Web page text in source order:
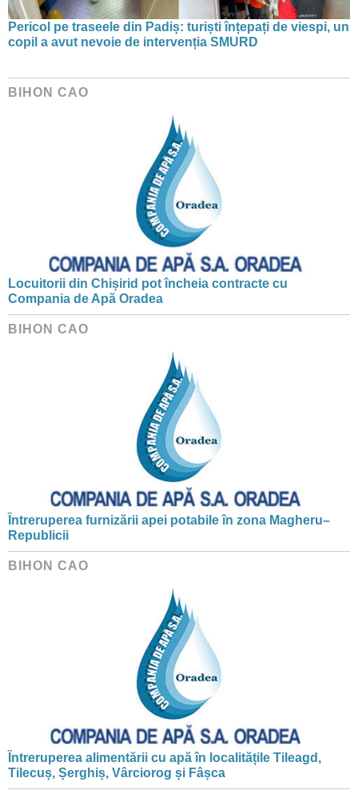
Pericol pe traseele din Padiș: turiști înțepați de viespi, un
copil a avut nevoie de intervenția SMURD
BIHON CAO
Locuitorii din Chișirid pot încheia contracte cu
Compania de Apă Oradea
BIHON CAO
Întreruperea furnizării apei potabile în zona Magheru–
Republicii
BIHON CAO
Întreruperea alimentării cu apă în localitățile Tileagd,
Tilecuș, Șerghiș, Vârciorog și Fâșca